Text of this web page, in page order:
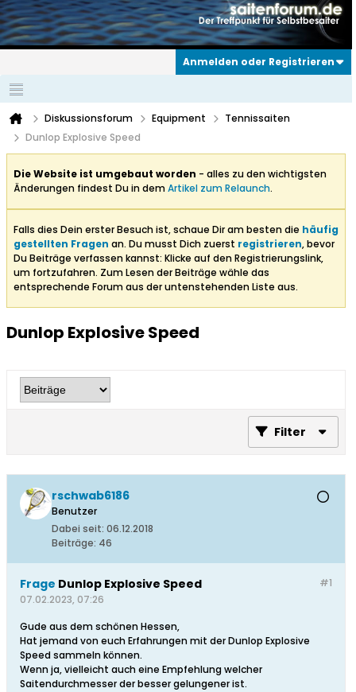
Anmelden oder Registrieren
Diskussionsforum Equipment
Tennissaiten
Dunlop Explosive Speed
Die Website ist umgebaut worden - alles zu den wichtigsten
Änderungen findest Du in demArtikel zum Relaunch.
Falls dies Dein erster Besuch ist, schaue Dir am besten die häufig
gestellten Fragen an. Du musst Dich zuerst registrieren, bevor
Du Beiträge verfassen kannst: Klicke auf den Registrierungslink,
um fortzufahren. Zum Lesen der Beiträge wähle das
entsprechende Forum aus der untenstehenden Liste aus.
Dunlop Explosive Speed
Filter
rschwab6186
Benutzer
Dabei seit: 06.12.2018
Beiträge: 46
#1
Frage Dunlop Explosive Speed
07.02.2023, 07:26
Gude aus dem schönen Hessen,
Hat jemand von euch Erfahrungen mit der Dunlop Explosive
Speed sammeln können.
Wenn ja, vielleicht auch eine Empfehlung welcher
Saitendurchmesser der besser gelungener ist.